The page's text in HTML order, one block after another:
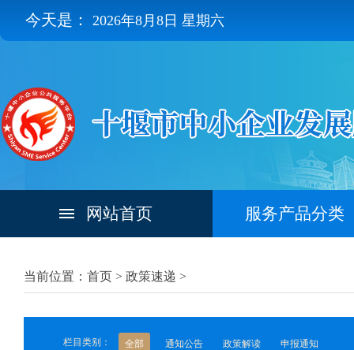
今天是： 2026年8月8日 星期六
网站首页 服务产品分类
当前位置：首页 > 政策速递 >
栏目类别： 全部 通知公告 政策解读 申报通知